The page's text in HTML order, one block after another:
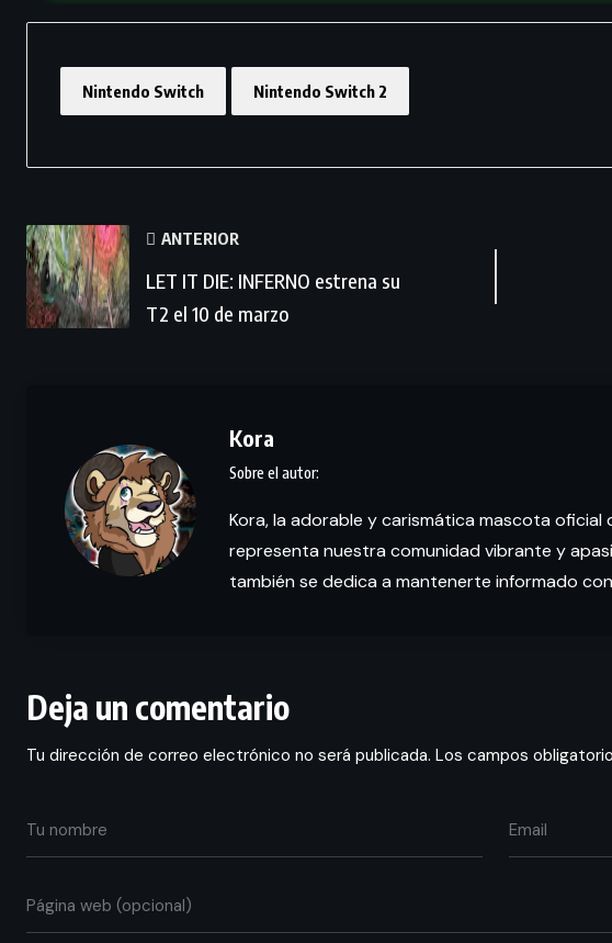
Nintendo Switch Nintendo Switch 2
ANTERIOR
LET IT DIE: INFERNO estrena su
T2 el 10 de marzo
Kora
Kora, la adorable y carismática mascota oficial
representa nuestra comunidad vibrante y
también se dedica a mantenerte informado
Deja un comentario
Tu dirección de correo electrónico no será publicada. Los campos